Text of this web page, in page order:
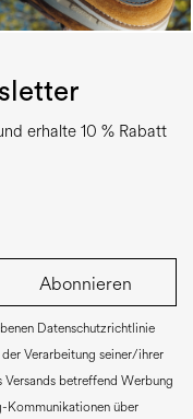
erhalte 10 % Rabatt
Abonnieren
Datenschutzrichtlinie
Verarbeitung seiner/ihrer
betreffend Werbung
Kommunikationen über